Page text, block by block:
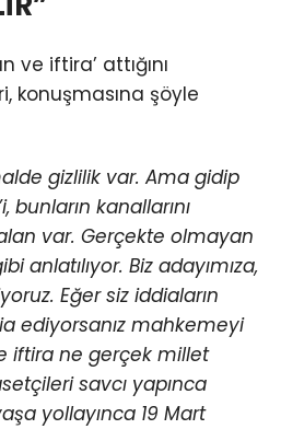
ve iftira’ attığını
konuşmasına şöyle
gizlilik var. Ama gidip
bunların kanallarını
var. Gerçekte olmayan
anlatılıyor. Biz adayımıza,
Eğer siz iddiaların
ediyorsanız mahkemeyi
iftira ne gerçek millet
savcı yapınca
yollayınca 19 Mart